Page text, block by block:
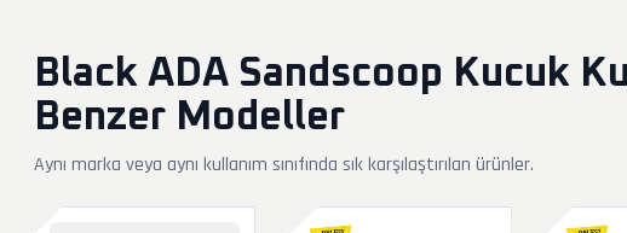
Black ADA Sandscoop Kucuk
Benzer Modeller
Aynı marka veya aynı kullanım sınıfında sık karşılaştırılan ürünler.